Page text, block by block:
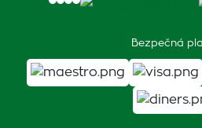
Bezpečná